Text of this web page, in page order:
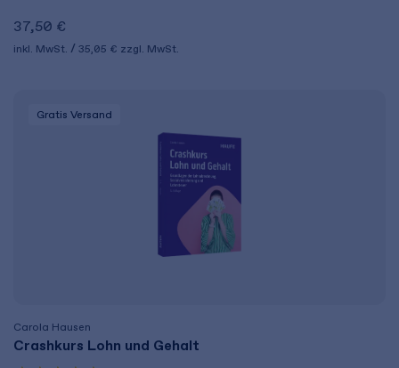
37,50 €
inkl. MwSt. 35,05 € zzgl. MwSt.
Gratis Versand
Carola Hausen
Crashkurs Lohn und Gehalt